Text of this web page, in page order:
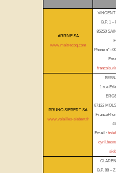
ARRIVE SA
www.maitrecoq.com
VINCENT
B.P. 1 –
85250
Phone n° :
BRUNO SIEBERT SA
www.volailles-siebert.fr
1 rue
67122
Email :
B.P. 88 –